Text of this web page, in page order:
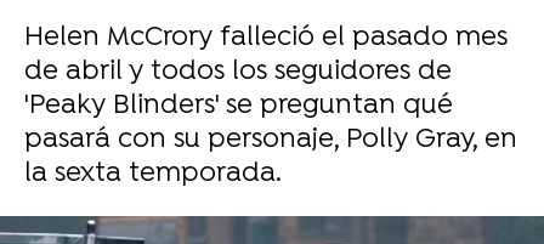
Helen McCrory falleció el pasado mes
de abril y todos los seguidores de
'Peaky Blinders' se preguntan qué
pasará con su personaje, Polly Gray, en
la sexta temporada.